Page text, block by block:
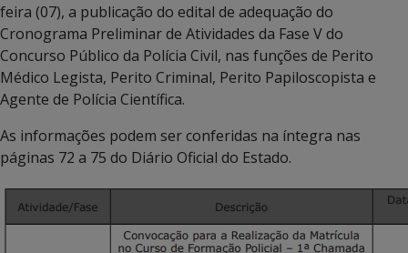
feira (07), a publicação do edital de adequação do
Cronograma Preliminar de Atividades da Fase V do
Concurso Público da Polícia Civil, nas funções de Perito
Médico Legista, Perito Criminal, Perito Papiloscopista e
Agente de Polícia Científica.
As informações podem ser conferidas na íntegra nas
páginas 72 a 75 do Diário Oficial do Estado.